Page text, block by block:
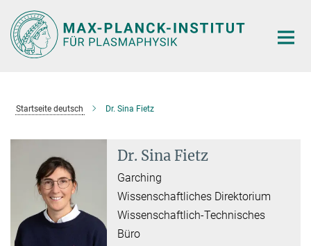
Hauptinhalt
Startseite deutsch Dr. Sina Fietz
Dr. Sina Fietz
Garching
Wissenschaftliches Direktorium
Wissenschaftlich-Technisches
Büro